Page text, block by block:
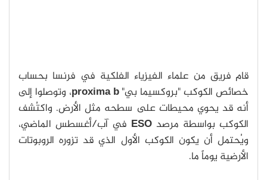
قام فريق من علماء الفيزياء الفلكية في فرنسا بحساب
خصائص الكوكب "بروكسيما بي"proxima b
، وتوصلوا إلى
أنه قد يحوي محيطات على سطحه مثل الأرض. واكتُشف
الكوكب بواسطة مرصد
في آب/أغسطس الماضي،
ويُحتمل أن يكون الكوكب الأول الذي قد تزوره الروبوتات
الأرضية يوماً ما.